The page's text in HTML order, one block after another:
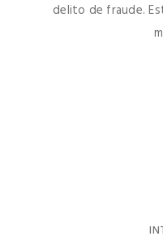
delito de fraude.